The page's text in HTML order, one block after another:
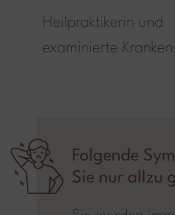
Heilpraktikerin und
examinierte
Folgende
Sie nur allzu